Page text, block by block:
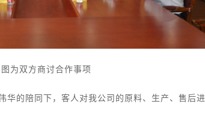
图为双方商讨合作事项
陪同下，客人对我公司的原料、生产、售后进